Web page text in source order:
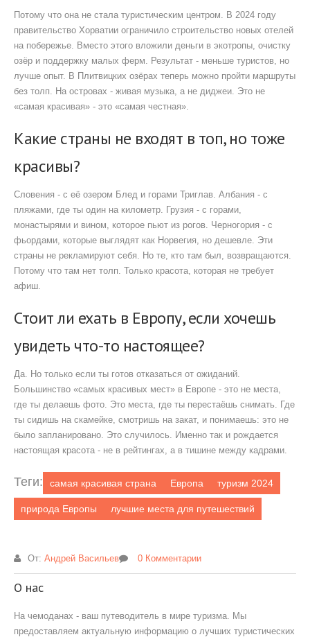
Потому что она не стала туристическим центром. В 2024 году
правительство Хорватии ограничило строительство новых отелей
на побережье. Вместо этого вложили деньги в экотропы, очистку
озёр и поддержку малых ферм. Результат - меньше туристов, но
лучше опыт. В Плитвицких озёрах теперь можно пройти маршруты
без толп. На островах - живая музыка, а не диджеи. Это не
«самая красивая» - это «самая честная».
Какие страны не входят в топ, но тоже
красивы?
Словения - с её озером Блед и горами Триглав. Албания - с
пляжами, где ты один на километр. Грузия - с горами,
монастырями и вином, которое пьют из рогов. Черногория - с
фьордами, которые выглядят как Норвегия, но дешевле. Эти
страны не рекламируют себя. Но те, кто там был, возвращаются.
Потому что там нет толп. Только красота, которая не требует
афиш.
Стоит ли ехать в Европу, если хочешь
увидеть что-то настоящее?
Да. Но только если ты готов отказаться от ожиданий.
Большинство «самых красивых мест» в Европе - это не места,
где ты делаешь фото. Это места, где ты перестаёшь снимать. Где
ты сидишь на скамейке, смотришь на закат, и понимаешь: это не
было запланировано. Это случилось. Именно так и рождается
настоящая красота - не в рейтингах, а в тишине между кадрами.
Теги: самая красивая страна Европа туризм 2024
природа Европы лучшие места для путешествий
От: Андрей Васильев 0 Комментарии
О нас
На чемоданах - ваш путеводитель в мире туризма. Мы
предоставляем актуальную информацию о лучших туристических